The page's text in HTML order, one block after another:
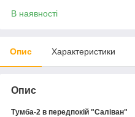
В наявності
Опис Характеристики
Опис
Тумба-2 в передпокій "Саліван"